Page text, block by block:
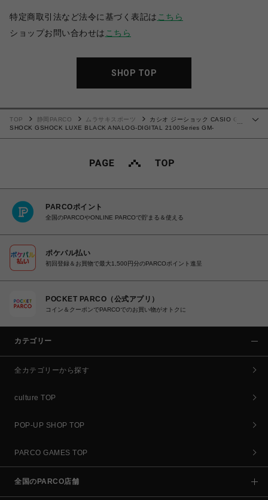
特定商取引法など法令に基づく表記は こちら
ショップお問い合わせは こちら
SHOP TOP
TOP 静岡PARCO ムラサキスポーツ
カシオ ジーショック CASIO G-
SHOCK GSHOCK LUXE BLACK ANALOG-DIGITAL 2100Series GM-
PARCOポイント
全国のPARCOやONLINE PARCOで貯まる＆使える
ポケパル払い
初回登録＆お買物で最大1,500円分のPARCOポイント進呈
POCKET PARCO（公式アプリ）
コイン＆クーポンでPARCOでのお買い物がオトクに
カテゴリー
全カテゴリーから探す
culture TOP
POP-UP SHOP TOP
PARCO GAMES TOP
全国のPARCO店舗